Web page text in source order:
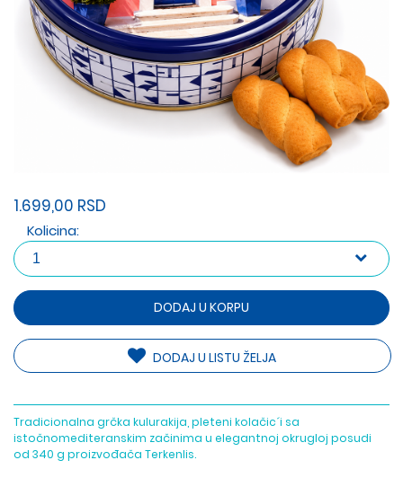
1.699,00 RSD
Kolicina:
DODAJ U KORPU
DODAJ U LISTU ŽELJA
Tradicionalna grčka kulurakija, pleteni kolačic´i sa
istočnomediteranskim začinima u elegantnoj okrugloj posudi
od 340 g proizvođača Terkenlis.